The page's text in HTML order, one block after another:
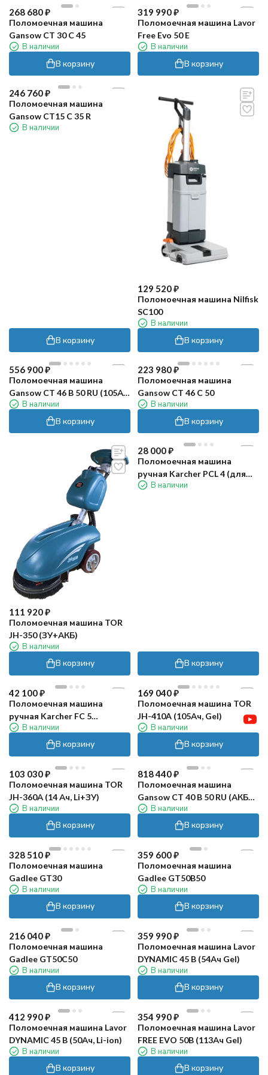
268 680₽
Поломоечная машина
Gansow CT 30 C 45
В наличии
В корзину
319 990₽
Поломоечная машина Lavor
Free Evo 50 E
В наличии
В корзину
246 760₽
Поломоечная машина
Gansow CT15 C 35 R
В наличии
В корзину
129 520₽
Поломоечная машина Nilfisk
SC100
В наличии
В корзину
556 900₽
Поломоечная машина
Gansow CT 46 B 50 RU (105Ач,
Gel)В наличии
В корзину
223 980₽
Поломоечная машина
Gansow CT 46 C 50
В наличии
В корзину
111 920₽
Поломоечная машина TOR
JH-350 (ЗУ+АКБ)
В наличии
В корзину
28 000₽
Поломоечная машина
ручная Karcher PCL 4 (для
террас)
В наличии
В корзину
42 100₽
Поломоечная машина
ручная Karcher FC 5
CORDLESS
В наличии
В корзину
169 040₽
Поломоечная машина TOR
JH-410A (105Ач, Gel)
В наличии
В корзину
103 030₽
Поломоечная машина TOR
JH-360А (14 Ач, Li+ЗУ)
В наличии
В корзину
818 440₽
Поломоечная машина
Gansow CT 40 B 50 RU (АКБ
Li-Ion)В наличии
В корзину
328 510₽
Поломоечная машина
Gadlee GT30
В наличии
В корзину
359 600₽
Поломоечная машина
Gadlee GT50B50
В наличии
В корзину
216 040₽
Поломоечная машина
Gadlee GT50С50
В наличии
В корзину
359 990₽
Поломоечная машина Lavor
DYNAMIC 45 B (54Ач Gel)
В наличии
В корзину
412 990₽
Поломоечная машина Lavor
DYNAMIC 45 B (50Ач, Li-ion)
В наличии
В корзину
354 990₽
Поломоечная машина Lavor
FREE EVO 50B (113Ач Gel)
В наличии
В корзину